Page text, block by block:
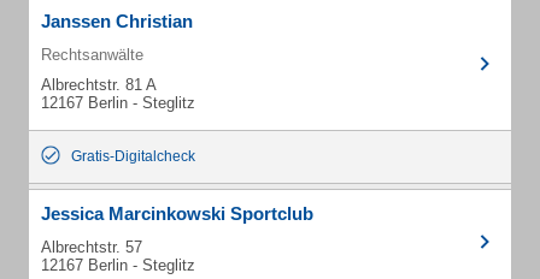
Janssen Christian
Rechtsanwälte
Albrechtstr. 81 A
12167 Berlin - Steglitz
Gratis-Digitalcheck
Jessica Marcinkowski Sportclub
Albrechtstr. 57
12167 Berlin - Steglitz